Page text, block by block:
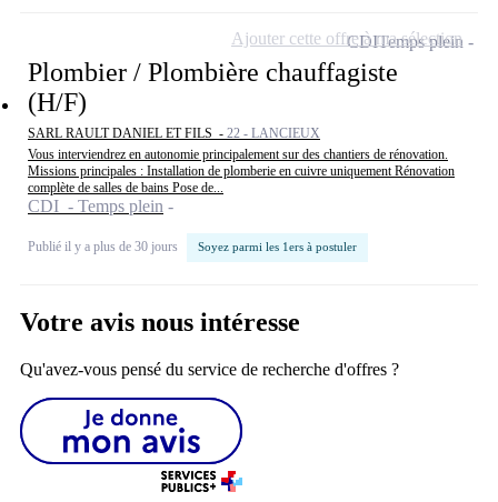
Plombier / Plombière chauffagiste
(H/F)
SARL RAULT DANIEL ET FILS - 22 - LANCIEUX
Vous interviendrez en autonomie principalement sur des chantiers de rénovation.
Missions principales : Installation de plomberie en cuivre uniquement Rénovation
complète de salles de bains Pose de...
CDI - Temps plein
Publié il y a plus de 30 jours Soyez parmi les 1ers à postuler
CDITemps plein
Ajouter cette offre à ma sélection
Votre avis nous intéresse
Qu'avez-vous pensé du service de recherche d'offres ?